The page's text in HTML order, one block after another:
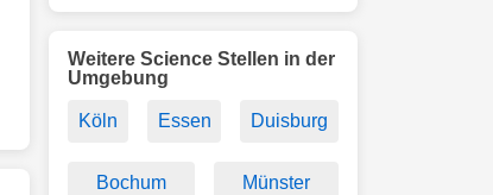
Weitere Science Stellen in der
Umgebung
Köln Essen Duisburg
Bochum Münster